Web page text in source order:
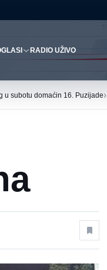
RADIO UŽIVO
u subotu domaćin 16. Puzijade›